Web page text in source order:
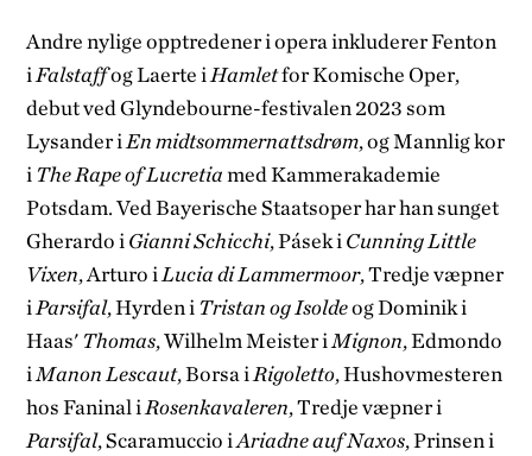
Andre nylige opptredener i opera inkluderer Fenton
i Falstaffog Laerte i Hamletfor Komische Oper,
debut ved Glyndebourne-festivalen 2023 som
Lysander i En midtsommernattsdrøm, og Mannlig kor
i The Rape of Lucretiamed Kammerakademie
Potsdam. Ved Bayerische Staatsoper har han sunget
Gherardo i Gianni Schicchi, Pásek i Cunning Little
Vixen, Arturo i Lucia di Lammermoor, Tredje væpner
i Parsifal, Hyrden i Tristan og Isoldeog Dominik i
Haas'Thomas, Wilhelm Meister i Mignon, Edmondo
i Manon Lescaut, Borsa i Rigoletto, Hushovmesteren
hos Faninal i Rosenkavaleren, Tredje væpner i
Parsifal, Scaramuccio iAriadne auf Naxos, Prinsen i